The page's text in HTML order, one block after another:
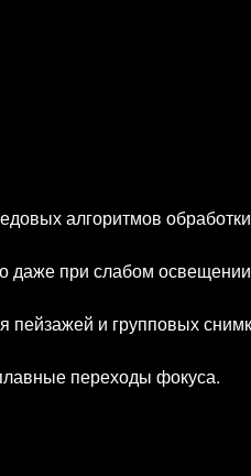
алгоритмов
даже при слабом
пейзажей и групповых
переходы фокуса.